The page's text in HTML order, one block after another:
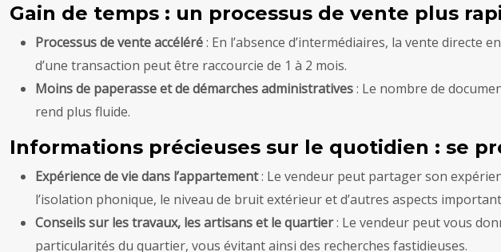
Gain de temps : un processus de vente plus
Processus de vente accéléré: En l’absence d’intermédiaires, la vente
d’une transaction peut être raccourcie de 1 à 2 mois.
Moins de paperasse et de démarches administratives: Le nombre de
rend plus fluide.
Informations précieuses sur le quotidien : se
Expérience de vie dans l’appartement: Le vendeur peut partager son
l’isolation phonique, le niveau de bruit extérieur et d’autres aspects
Conseils sur les travaux, les artisans et le quartier: Le vendeur peut vous
particularités du quartier, vous évitant ainsi des recherches fastidieuses.